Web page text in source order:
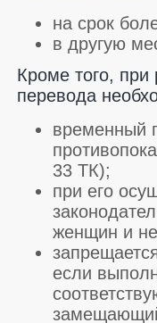
на срок
в другую
Кроме того,
перевода
временный
33 ТК);
при его
женщин и
если
замещающий